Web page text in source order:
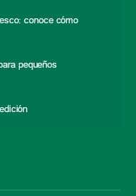
conoce cómo
pequeños